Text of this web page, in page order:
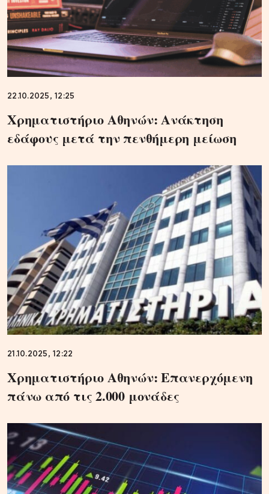
22.10.2025, 12:25
Χρηματιστήριο Αθηνών: Ανάκτηση
εδάφους μετά την πενθήμερη μείωση
21.10.2025, 12:22
Χρηματιστήριο Αθηνών: Επανερχόμενη
πάνω από τις 2.000 μονάδες